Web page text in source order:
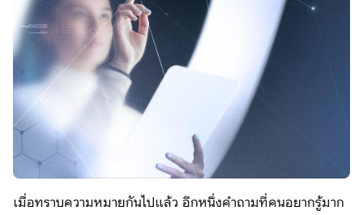
เมื่อทราบความหมายกันไปแล้ว อีกหนึ่งคำถามที่คนอยากรู้มาก